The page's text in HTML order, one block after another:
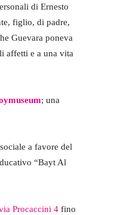
di Ernesto
figlio, di padre,
Guevara poneva
affetti e a una vita
; una
a favore del
“Bayt Al
Procaccini 4 fino